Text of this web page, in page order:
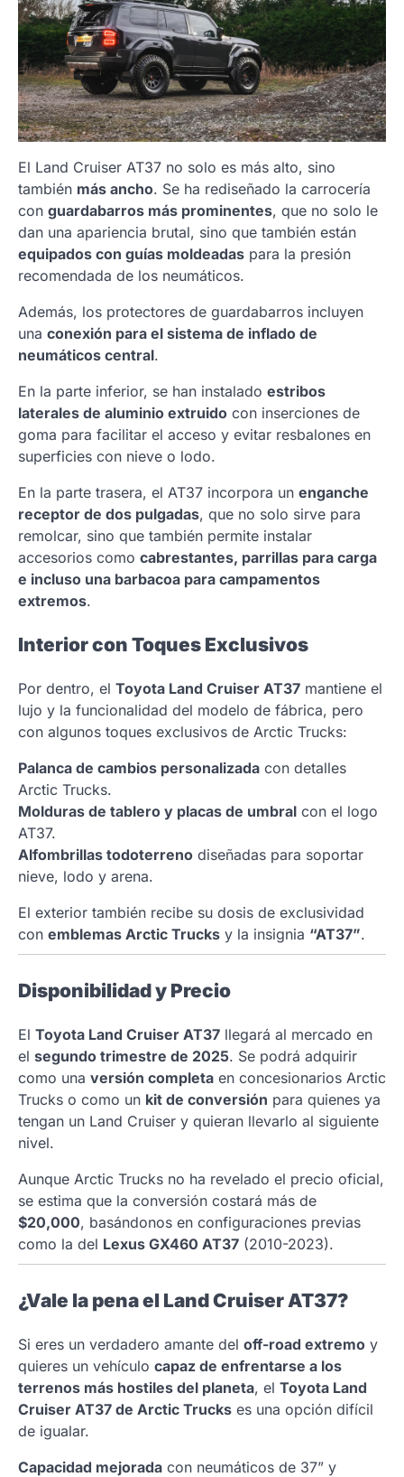
El Land Cruiser AT37 no solo es más alto, sino
también más ancho. Se ha rediseñado la carrocería
con guardabarros más prominentes, que no solo le
dan una apariencia brutal, sino que también están
equipados con guías moldeadas para la presión
recomendada de los neumáticos.
Además, los protectores de guardabarros incluyen
una conexión para el sistema de inflado de
neumáticos central.
En la parte inferior, se han instalado estribos
laterales de aluminio extruido con inserciones de
goma para facilitar el acceso y evitar resbalones en
superficies con nieve o lodo.
En la parte trasera, el AT37 incorpora un enganche
receptor de dos pulgadas, que no solo sirve para
remolcar, sino que también permite instalar
accesorios como cabrestantes, parrillas para carga
e incluso una barbacoa para campamentos
extremos.
Interior con Toques Exclusivos
Por dentro, el Toyota Land Cruiser AT37 mantiene el
lujo y la funcionalidad del modelo de fábrica, pero
con algunos toques exclusivos de Arctic Trucks:
Palanca de cambios personalizada con detalles
Arctic Trucks.
Molduras de tablero y placas de umbral con el logo
AT37.
Alfombrillas todoterreno diseñadas para soportar
nieve, lodo y arena.
El exterior también recibe su dosis de exclusividad
con emblemas Arctic Trucks y la insignia “AT37”.
Disponibilidad y Precio
El Toyota Land Cruiser AT37 llegará al mercado en
el segundo trimestre de 2025. Se podrá adquirir
como una versión completa en concesionarios Arctic
Trucks o como un kit de conversión para quienes ya
tengan un Land Cruiser y quieran llevarlo al siguiente
nivel.
Aunque Arctic Trucks no ha revelado el precio oficial,
se estima que la conversión costará más de
$20,000, basándonos en configuraciones previas
como la del Lexus GX460 AT37 (2010-2023).
¿Vale la pena el Land Cruiser AT37?
Si eres un verdadero amante del off-road extremo y
quieres un vehículo capaz de enfrentarse a los
terrenos más hostiles del planeta, el Toyota Land
Cruiser AT37 de Arctic Trucks es una opción difícil
de igualar.
Capacidad mejorada con neumáticos de 37” y